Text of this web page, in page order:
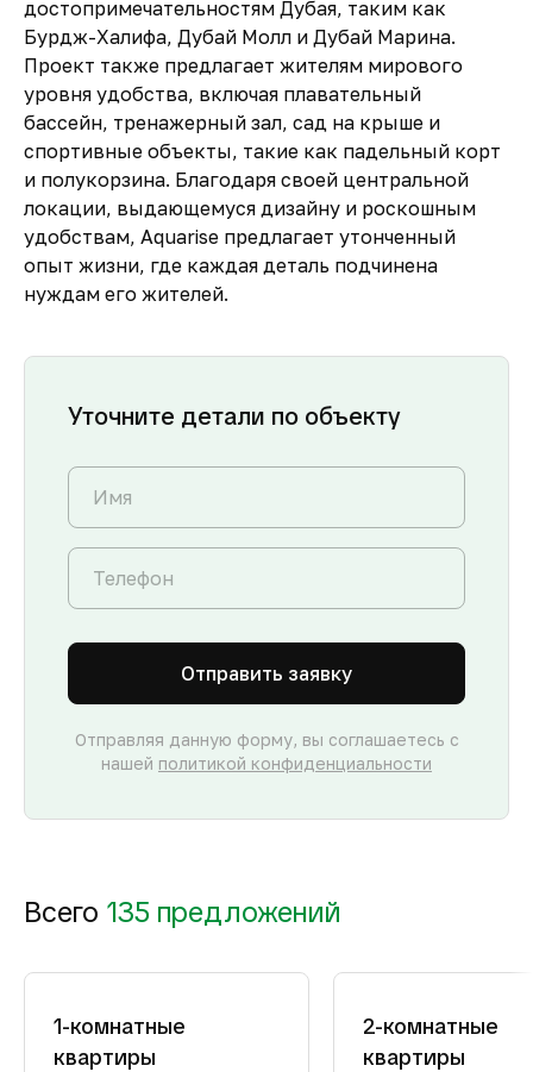
достопримечательностям Дубая, таким как
Бурдж-Халифа, Дубай Молл и Дубай Марина.
Проект также предлагает жителям мирового
уровня удобства, включая плавательный
бассейн, тренажерный зал, сад на крыше и
спортивные объекты, такие как падельный корт
и полукорзина. Благодаря своей центральной
локации, выдающемуся дизайну и роскошным
удобствам, Aquarise предлагает утонченный
опыт жизни, где каждая деталь подчинена
нуждам его жителей.
Уточните детали по объекту
Отправить заявку
Отправляя данную форму, вы соглашаетесь с
нашей политикой конфиденциальности
Всего 135 предложений
1-комнатные
квартиры
2-комнатные
квартиры